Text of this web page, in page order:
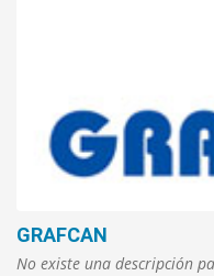
GRAFCAN
No existe una descripción